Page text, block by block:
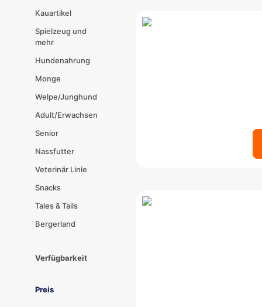
Kauartikel
Spielzeug und
mehr
Hundenahrung
Monge
Welpe/Junghund
Adult/Erwachsen
Senior
Nassfutter
Veterinär Linie
Snacks
Tales & Tails
Bergerland
Verfügbarkeit
Preis